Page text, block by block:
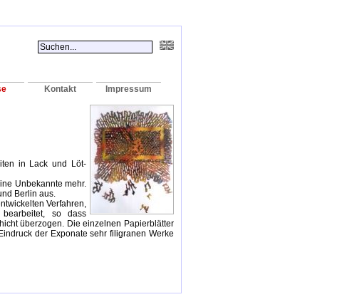
Kontakt Impressum
in Lack und Löt-
Unbekannte mehr.
Berlin aus.
Verfahren,
so dass
überzogen. Die einzelnen Papierblätter
der Exponate sehr filigranen Werke